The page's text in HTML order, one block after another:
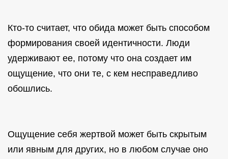
Кто-то считает, что обида может быть способом
формирования своей идентичности. Люди
удерживают ее, потому что она создает им
ощущение, что они те, с кем несправедливо
обошлись.
Ощущение себя жертвой может быть скрытым
или явным для других, но в любом случае оно